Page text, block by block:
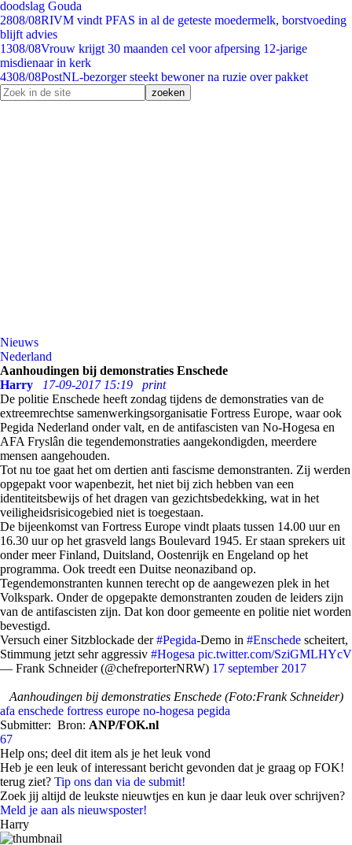
doodslag Gouda
2808/08RIVM vindt PFAS in al de geteste moedermelk, borstvoeding
blijft advies
1308/08Vrouw krijgt 30 maanden cel voor afpersing 12-jarige
misdienaar in kerk
4308/08PostNL-bezorger steekt bewoner na ruzie over pakket
Nieuws
Nederland
Aanhoudingen bij demonstraties Enschede
Harry
17-09-2017 15:19
print
De politie Enschede heeft zondag tijdens de demonstraties van de
extreemrechtse samenwerkingsorganisatie Fortress Europe, waar ook
Pegida Nederland onder valt, en de antifascisten van No-Hogesa en
AFA Fryslân die tegendemonstraties aangekondigden, meerdere
mensen aangehouden.
Tot nu toe gaat het om dertien anti fascisme demonstranten. Zij werden
opgepakt voor wapenbezit, het niet bij zich hebben van een
identiteitsbewijs of het dragen van gezichtsbedekking, wat in het
veiligheidsrisicogebied niet is toegestaan.
De bijeenkomst van Fortress Europe vindt plaats tussen 14.00 uur en
16.30 uur op het grasveld langs Boulevard 1945. Er staan sprekers uit
onder meer Finland, Duitsland, Oostenrijk en Engeland op het
programma. Ook treedt een Duitse neonaziband op.
Tegendemonstranten kunnen terecht op de aangewezen plek in het
Volkspark. Onder de opgepakte demonstranten zouden de leiders zijn
van de antifascisten zijn. Dat kon door gemeente en politie niet worden
bevestigd.
Versuch einer Sitzblockade der#Pegida-Demo in #Enschede scheitert,
Stimmung jetzt sehr aggressiv #Hogesa pic.twitter.com/SziGMLHYcV
— Frank Schneider (@chefreporterNRW) 17 september 2017
Aanhoudingen bij demonstraties Enschede (Foto:Frank Schneider)
afa enschede fortress europe no-hogesa pegida
Submitter: Bron: ANP/FOK.nl
67
Help ons; deel dit item als je het leuk vond
Heb je een leuk of interessant bericht gevonden dat je graag op FOK!
terug ziet? Tip ons dan via de submit!
Zoek jij altijd de leukste nieuwtjes en kun je daar leuk over schrijven?
Meld je aan als nieuwsposter!
Harry